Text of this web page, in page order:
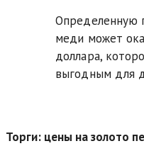
Определенную
меди может
доллара,
выгодным для
Торги: цены на золото